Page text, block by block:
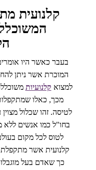
קלנועית
בעבר כאשר היו
המוכרת אשר ניתן
למצוא קלנועיות
מכך, כאלו שמתקפלות
לטיסה. זהו שכלול
בחו"ל כמו אנשים ללא
לטוס לכל מקום
קלנועית אשר מתקפלת
כך שאדם בעל